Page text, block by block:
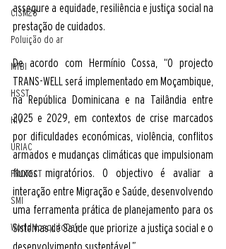
CISM28
Poluição do ar
MTBI
HSST
HIV
URIAC
PROTECT
SMI
WorldMosquitoDay
assegure a equidade, resiliência e justiça social na
prestação de cuidados.
De acordo com Hermínio Cossa, “O projecto
TRANS-WELL será implementado em Moçambique,
na República Dominicana e na Tailândia entre
2025 e 2029, em contextos de crise marcados
por dificuldades económicas, violência, conflitos
armados e mudanças climáticas que impulsionam
fluxos migratórios. O objectivo é avaliar a
interação entre Migração e Saúde, desenvolvendo
uma ferramenta prática de planejamento para os
Sistemas de Saúde que priorize a justiça social e o
desenvolvimento sustentável.”